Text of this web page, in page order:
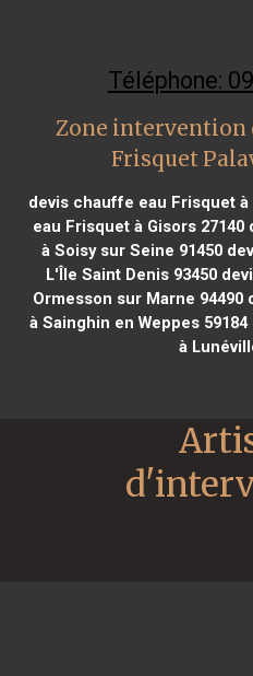
Téléphone:
Zone intervention
Frisquet
devis chauffe eau Frisquet à
eau Frisquet à Gisors 27140
à Soisy sur Seine 91450
L'Île Saint Denis 93450
Ormesson sur Marne 94490
à Sainghin en Weppes 59184
à